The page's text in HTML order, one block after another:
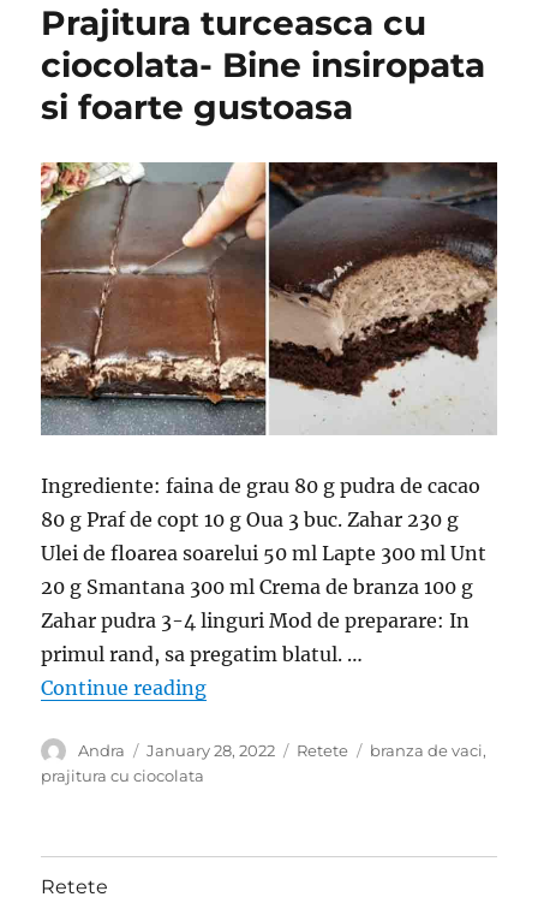
Prajitura turceasca cu
ciocolata- Bine insiropata
si foarte gustoasa
Ingrediente: faina de grau 80 g pudra de cacao
80 g Praf de copt 10 g Oua 3 buc. Zahar 230 g
Ulei de floarea soarelui 50 ml Lapte 300 ml Unt
20 g Smantana 300 ml Crema de branza 100 g
Zahar pudra 3-4 linguri Mod de preparare: In
primul rand, sa pregatim blatul. …
Continue reading“Prajitura turceasca cu ciocolata-
Author
Andra
Posted
on
January 28, 2022 Categories
Retete Tags
branza de vaci,
prajitura cu ciocolata
Retete